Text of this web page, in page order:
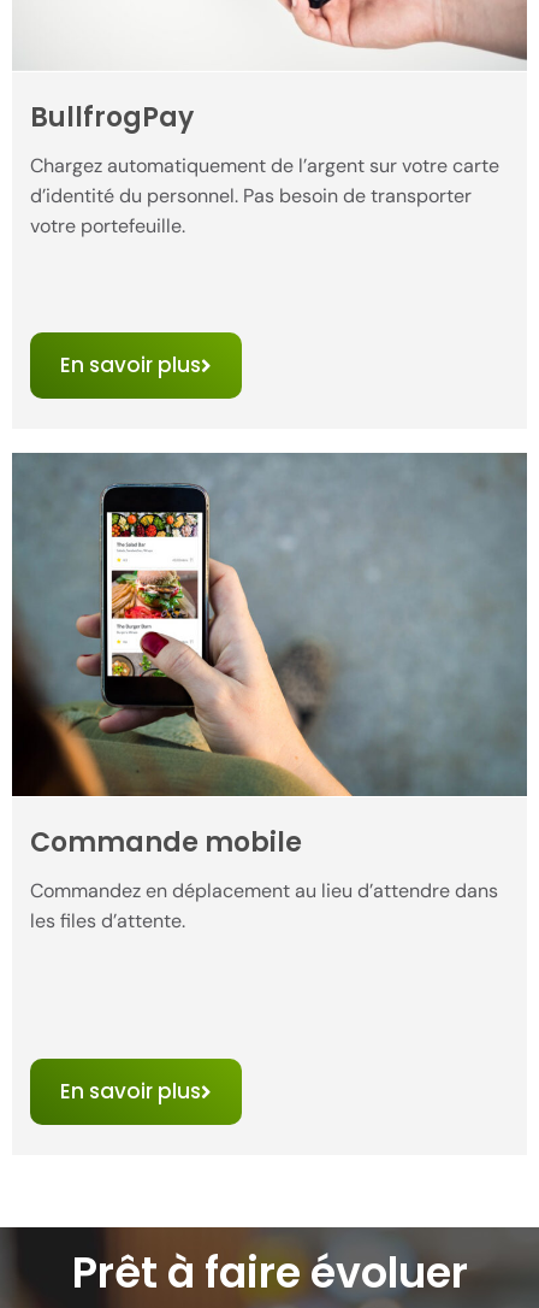
BullfrogPay
Chargez automatiquement de l’argent sur votre carte
d’identité du personnel. Pas besoin de transporter
votre portefeuille.
En savoir plus
Commande mobile
Commandez en déplacement au lieu d’attendre dans
les files d’attente.
En savoir plus
Prêt à faire évoluer